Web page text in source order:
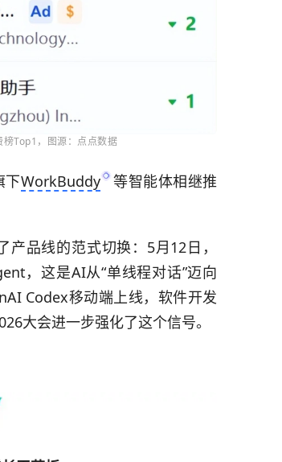
Top1，图源：点点数据
下WorkBuddy
等智能体相继推
品线的范式切换：5月12日，
，这是AI从“单线程对话”迈向
Codex移动端上线，软件开发
大会进一步强化了这个信号。